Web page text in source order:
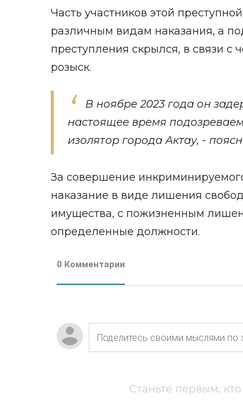
Часть участников этой
различным видам наказания, а
преступления скрылся, в связи
розыск.
В ноябре 2023 года он
настоящее время
изолятор города Актау, -
За совершение
наказание в виде лишения
имущества, с пожизненным
определенные должности.
0 Комментарии
Станьте первым,